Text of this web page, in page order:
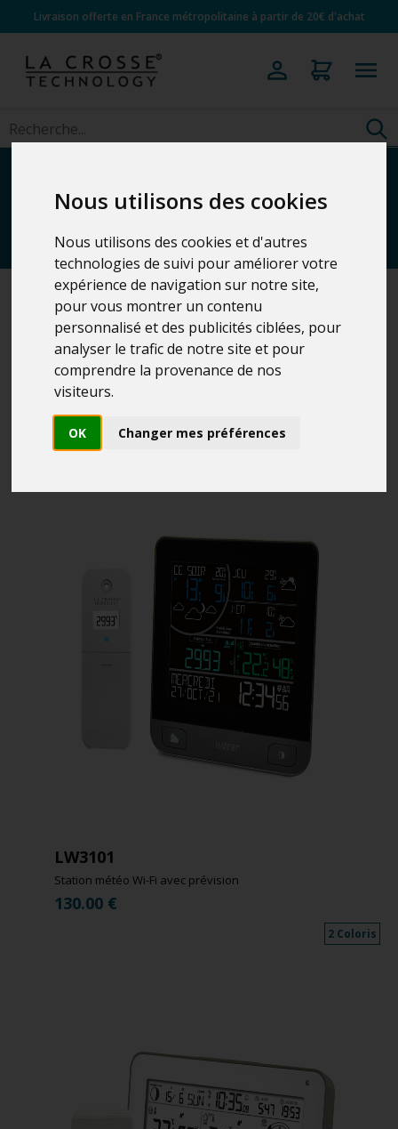
Nous utilisons des cookies
Nous utilisons des cookies et d'autres
technologies de suivi pour améliorer votre
expérience de navigation sur notre site,
pour vous montrer un contenu
personnalisé et des publicités ciblées, pour
analyser le trafic de notre site et pour
comprendre la provenance de nos
visiteurs.
OK Changer mes préférences
Livraison offerte en France métropolitaine à partir de 20€ d'achat
Stations météo Wi-Fi
avec prévisions
> Stations Météo
5 Résultats
LW3101
Station météo Wi-Fi avec prévision
130.00 €
2 Coloris